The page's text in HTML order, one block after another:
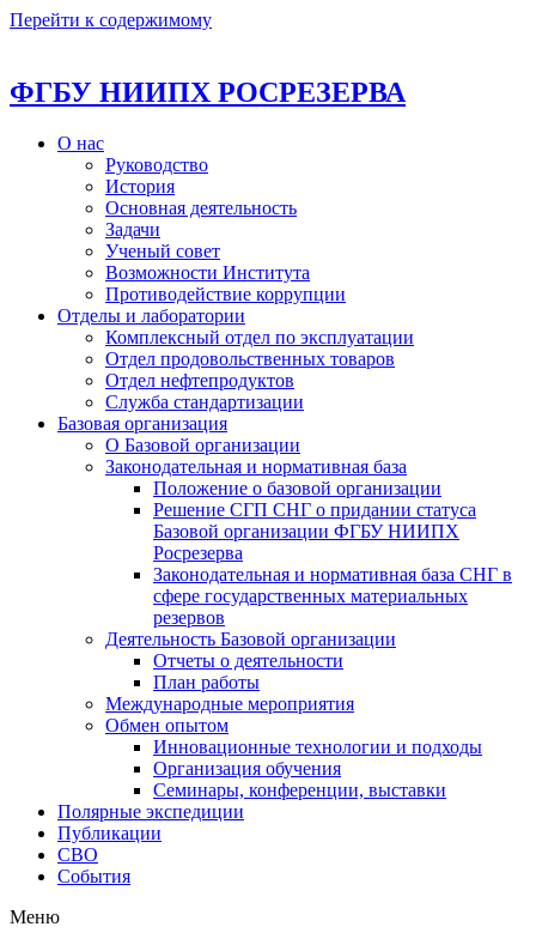
Перейти к содержимому
ФГБУ НИИПХ РОСРЕЗЕРВА
О нас
Руководство
История
Основная деятельность
Задачи
Ученый совет
Возможности Института
Противодействие коррупции
Отделы и лаборатории
Комплексный отдел по эксплуатации
Отдел продовольственных товаров
Отдел нефтепродуктов
Служба стандартизации
Базовая организация
О Базовой организации
Законодательная и нормативная база
Положение о базовой организации
Решение СГП СНГ о придании статуса
Базовой организации ФГБУ НИИПХ
Росрезерва
Законодательная и нормативная база СНГ в
сфере государственных материальных
резервов
Деятельность Базовой организации
Отчеты о деятельности
План работы
Международные мероприятия
Обмен опытом
Инновационные технологии и подходы
Организация обучения
Семинары, конференции, выставки
Полярные экспедиции
Публикации
СВО
События
Меню